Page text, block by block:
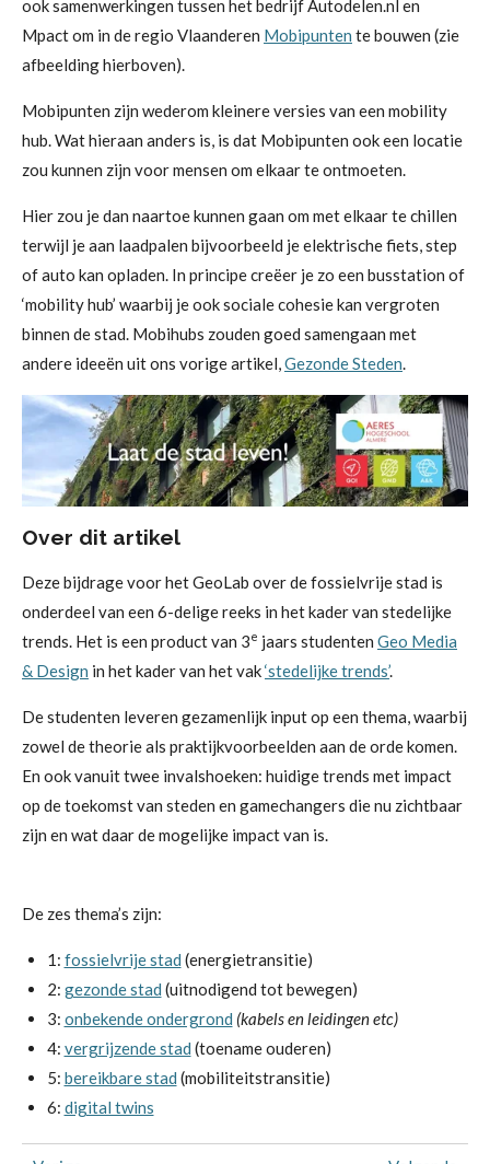
ook samenwerkingen tussen het bedrijf Autodelen.nl en
Mpact om in de regio Vlaanderen Mobipunten te bouwen (zie
afbeelding hierboven).
Mobipunten zijn wederom kleinere versies van een mobility
hub. Wat hieraan anders is, is dat Mobipunten ook een locatie
zou kunnen zijn voor mensen om elkaar te ontmoeten.
Hier zou je dan naartoe kunnen gaan om met elkaar te chillen
terwijl je aan laadpalen bijvoorbeeld je elektrische fiets, step
of auto kan opladen. In principe creëer je zo een busstation of
‘mobility hub’ waarbij je ook sociale cohesie kan vergroten
binnen de stad. Mobihubs zouden goed samengaan met
andere ideeën uit ons vorige artikel,Gezonde Steden.
Over dit artikel
Deze bijdrage voor het GeoLab over de fossielvrije stad is
onderdeel van een 6-delige reeks in het kader van stedelijke
trends. Het is een product van 3e jaars studenten Geo Media
& Design in het kader van het vak‘stedelijke trends’.
De studenten leveren gezamenlijk input op een thema, waarbij
zowel de theorie als praktijkvoorbeelden aan de orde komen.
En ook vanuit twee invalshoeken: huidige trends met impact
op de toekomst van steden en gamechangers die nu zichtbaar
zijn en wat daar de mogelijke impact van is.
De zes thema’s zijn:
1: fossielvrije stad (energietransitie)
2: gezonde stad (uitnodigend tot bewegen)
3: onbekende ondergrond (kabels en leidingen etc)
4: vergrijzende stad (toename ouderen)
5: bereikbare stad (mobiliteitstransitie)
6: digital twins